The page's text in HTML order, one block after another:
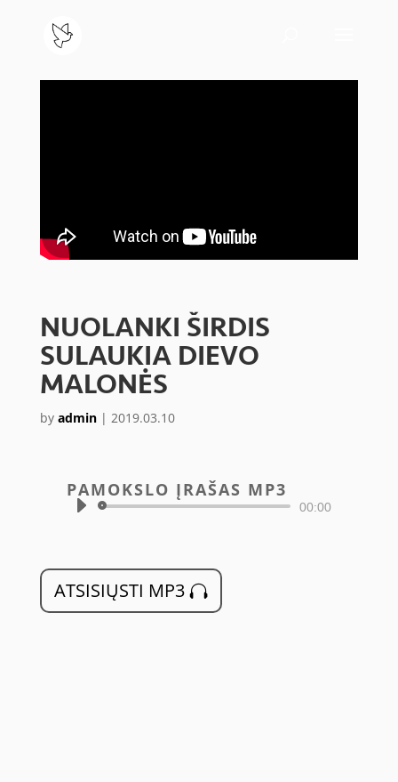
NUOLANKI ŠIRDIS
SULAUKIA DIEVO
MALONĖS
by admin| 2019.03.10
PAMOKSLO ĮRAŠAS MP3
Audio
00:00
ATSISIŲSTI MP3